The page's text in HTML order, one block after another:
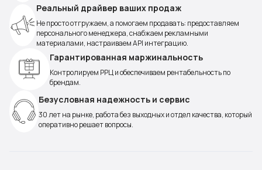
Реальный драйвер ваших продаж
Не просто отгружаем, а помогаем продавать: предоставляем
персонального менеджера, снабжаем рекламными
материалами, настраиваем API интеграцию.
Гарантированная маржинальность
Контролируем РРЦ и обеспечиваем рентабельность по
брендам.
Безусловная надежность и сервис
30 лет на рынке, работа без выходных и отдел качества, который
оперативно решает вопросы.